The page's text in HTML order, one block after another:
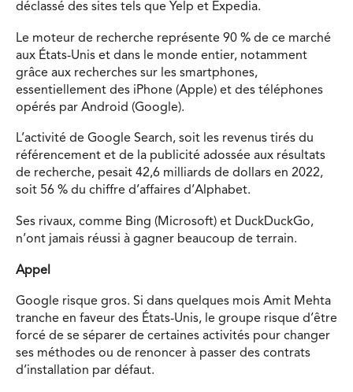
déclassé des sites tels que Yelp et Expedia.
Le moteur de recherche représente 90 % de ce marché
aux États-Unis et dans le monde entier, notamment
grâce aux recherches sur les smartphones,
essentiellement des iPhone (Apple) et des téléphones
opérés par Android (Google).
L’activité de Google Search, soit les revenus tirés du
référencement et de la publicité adossée aux résultats
de recherche, pesait 42,6 milliards de dollars en 2022,
soit 56 % du chiffre d’affaires d’Alphabet.
Ses rivaux, comme Bing (Microsoft) et DuckDuckGo,
n’ont jamais réussi à gagner beaucoup de terrain.
Appel
Google risque gros. Si dans quelques mois Amit Mehta
tranche en faveur des États-Unis, le groupe risque d’être
forcé de se séparer de certaines activités pour changer
ses méthodes ou de renoncer à passer des contrats
d’installation par défaut.